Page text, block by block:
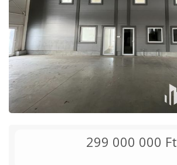
299 000 000 Ft